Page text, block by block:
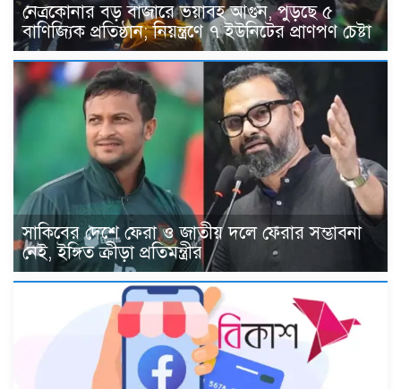
নেত্রকোনার বড় বাজারে ভয়াবহ আগুন, পুড়ছে ৫
বাণিজ্যিক প্রতিষ্ঠান; নিয়ন্ত্রণে ৭ ইউনিটের প্রাণপণ চেষ্টা
সাকিবের দেশে ফেরা ও জাতীয় দলে ফেরার সম্ভাবনা
নেই, ইঙ্গিত ক্রীড়া প্রতিমন্ত্রীর